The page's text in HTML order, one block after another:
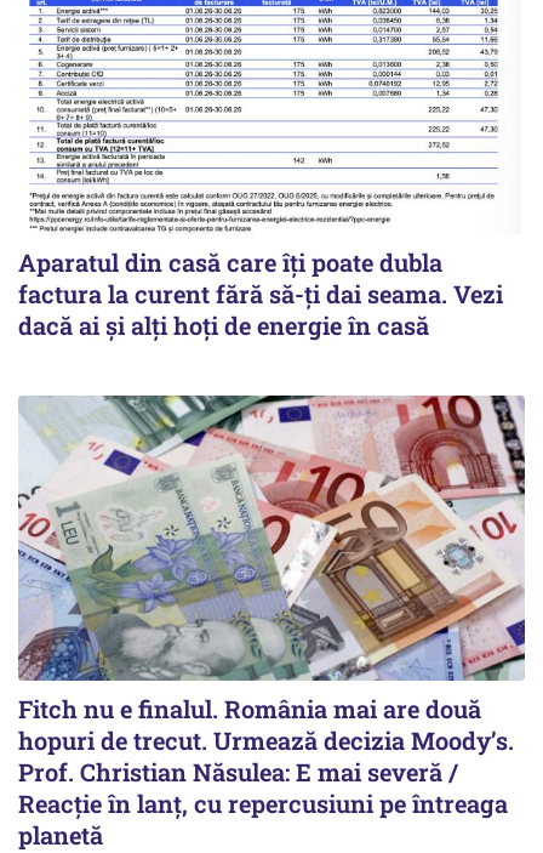
Aparatul din casă care îți poate dubla
factura la curent fără să-ți dai seama. Vezi
dacă ai și alți hoți de energie în casă
Fitch nu e finalul. România mai are două
hopuri de trecut. Urmează decizia Moody’s.
Prof. Christian Năsulea: E mai severă /
Reacție în lanț, cu repercusiuni pe întreaga
planetă